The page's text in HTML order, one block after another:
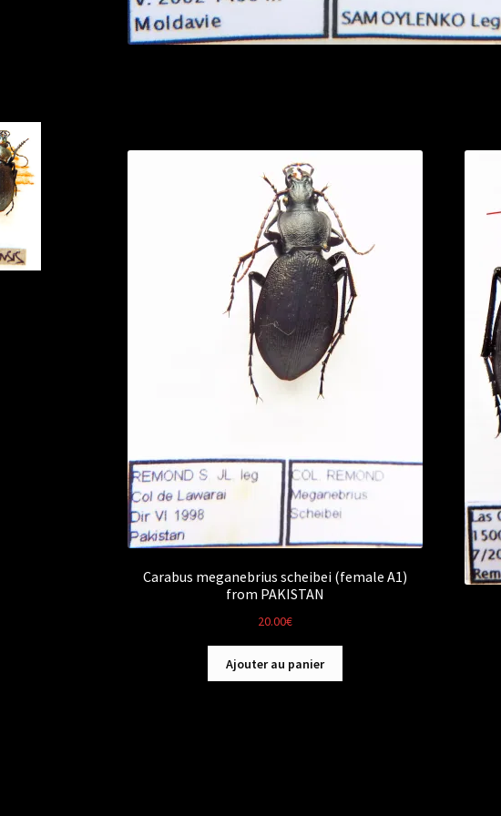
Carabus meganebrius scheibei (female A1)
from PAKISTAN
20.00€
Ajouter au panier